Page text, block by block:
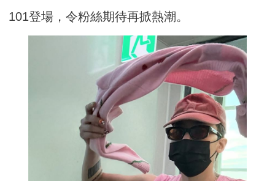
101登場，令粉絲期待再掀熱潮。